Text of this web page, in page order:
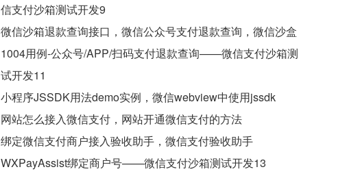
信支付沙箱测试开发9
微信沙箱退款查询接口，微信公众号支付退款查询，微信沙盒
1004用例-公众号/APP/扫码支付退款查询——微信支付沙箱测
试开发11
小程序JSSDK用法demo实例，微信webview中使用jssdk
网站怎么接入微信支付，网站开通微信支付的方法
绑定微信支付商户接入验收助手，微信支付验收助手
WXPayAssist绑定商户号——微信支付沙箱测试开发13